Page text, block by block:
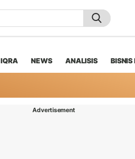
IQRA NEWS ANALISIS BISNIS
Advertisement